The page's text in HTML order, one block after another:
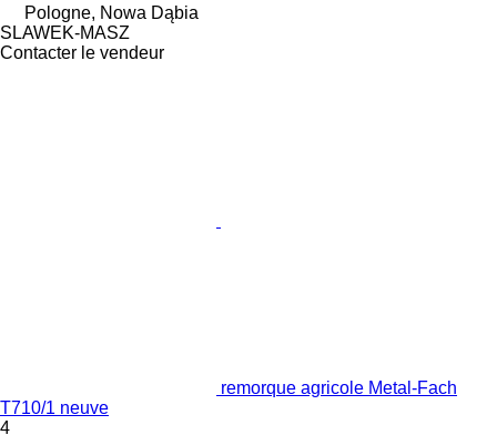
Pologne, Nowa Dąbia
SLAWEK-MASZ
Contacter le vendeur
remorque agricole Metal-Fach
T710/1 neuve
4